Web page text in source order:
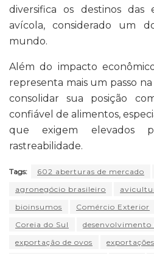
diversifica os destinos das
avícola, considerado um
mundo.
Além do impacto
representa mais um passo
consolidar sua posição
confiável de alimentos,
que exigem elevados
rastreabilidade.
Tags: 602 aberturas de mercado
agronegócio brasileiro
bioinsumos
Comércio Exterior
Coreia do Sul
exportação de ovos